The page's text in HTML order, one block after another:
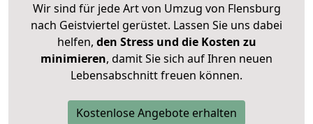
Wir sind für jede Art von Umzug von Flensburg
nach Geistviertel gerüstet. Lassen Sie uns dabei
helfen, den Stress und die Kosten zu
minimieren, damit Sie sich auf Ihren neuen
Lebensabschnitt freuen können.
Kostenlose Angebote erhalten